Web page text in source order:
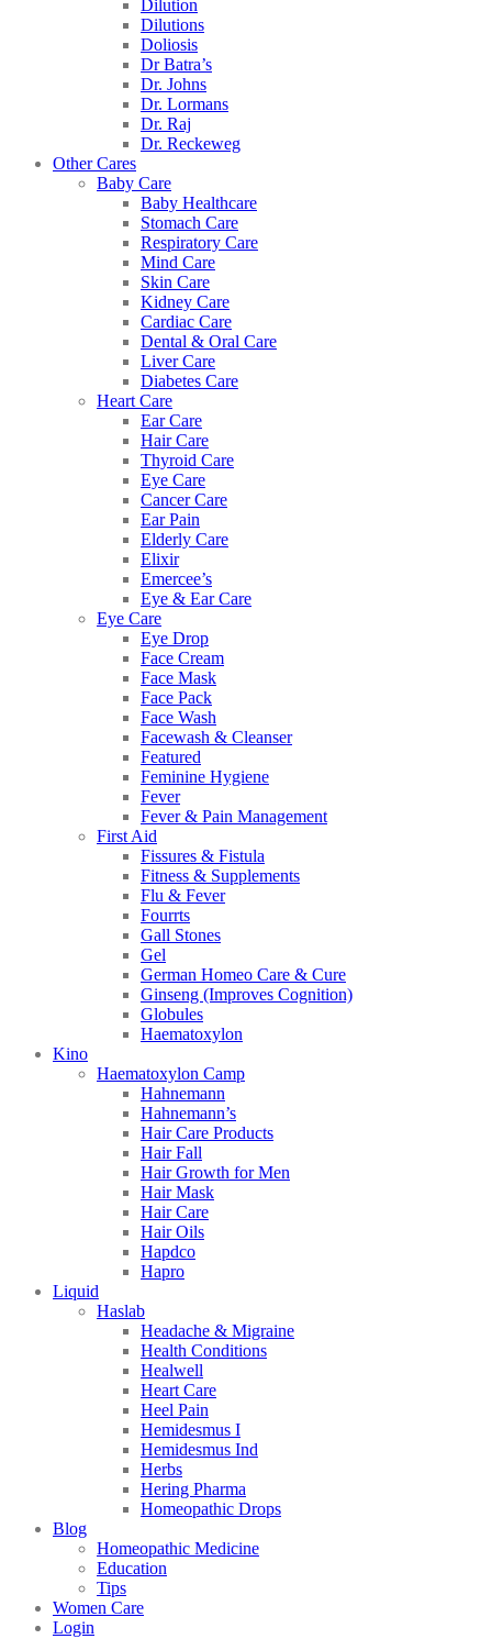
Dilution
Dilutions
Doliosis
Dr Batra’s
Dr. Johns
Dr. Lormans
Dr. Raj
Dr. Reckeweg
Other Cares
Baby Care
Baby Healthcare
Stomach Care
Respiratory Care
Mind Care
Skin Care
Kidney Care
Cardiac Care
Dental & Oral Care
Liver Care
Diabetes Care
Heart Care
Ear Care
Hair Care
Thyroid Care
Eye Care
Cancer Care
Ear Pain
Elderly Care
Elixir
Emercee’s
Eye & Ear Care
Eye Care
Eye Drop
Face Cream
Face Mask
Face Pack
Face Wash
Facewash & Cleanser
Featured
Feminine Hygiene
Fever
Fever & Pain Management
First Aid
Fissures & Fistula
Fitness & Supplements
Flu & Fever
Fourrts
Gall Stones
Gel
German Homeo Care & Cure
Ginseng (Improves Cognition)
Globules
Haematoxylon
Kino
Haematoxylon Camp
Hahnemann
Hahnemann’s
Hair Care Products
Hair Fall
Hair Growth for Men
Hair Mask
Hair Care
Hair Oils
Hapdco
Hapro
Liquid
Haslab
Headache & Migraine
Health Conditions
Healwell
Heart Care
Heel Pain
Hemidesmus I
Hemidesmus Ind
Herbs
Hering Pharma
Homeopathic Drops
Blog
Homeopathic Medicine
Education
Tips
Women Care
Login